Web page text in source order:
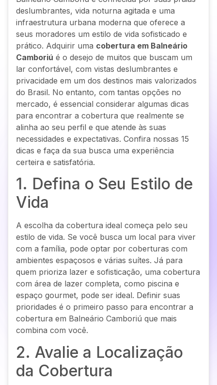
deslumbrantes, vida noturna agitada e uma
infraestrutura urbana moderna que oferece a
seus moradores um estilo de vida sofisticado e
prático. Adquirir uma cobertura em Balneário
Camboriú é o desejo de muitos que buscam um
lar confortável, com vistas deslumbrantes e
privacidade em um dos destinos mais valorizados
do Brasil. No entanto, com tantas opções no
mercado, é essencial considerar algumas dicas
para encontrar a cobertura que realmente se
alinha ao seu perfil e que atende às suas
necessidades e expectativas. Confira nossas 15
dicas e faça da sua busca uma experiência
certeira e satisfatória.
1. Defina o Seu Estilo de
Vida
A escolha da cobertura ideal começa pelo seu
estilo de vida. Se você busca um local para viver
com a família, pode optar por coberturas com
ambientes espaçosos e várias suítes. Já para
quem prioriza lazer e sofisticação, uma cobertura
com área de lazer completa, como piscina e
espaço gourmet, pode ser ideal. Definir suas
prioridades é o primeiro passo para encontrar a
cobertura em Balneário Camboriú que mais
combina com você.
2. Avalie a Localização
da Cobertura